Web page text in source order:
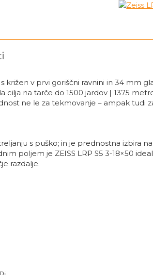
križen v prvi goriščni ravnini in 34 mm
cilja na tarče do 1500 jardov | 1375
ne le za tekmovanje – ampak tudi
s puško; in je prednostna izbira
poljem je ZEISS LRP S5 3-18×50
razdalje.